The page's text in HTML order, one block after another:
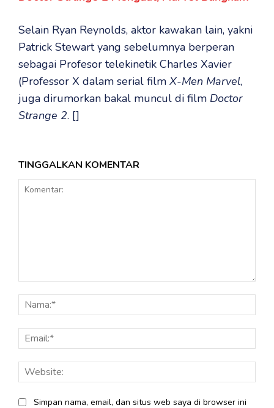
Selain Ryan Reynolds, aktor kawakan lain, yakni
Patrick Stewart yang sebelumnya berperan
sebagai Profesor telekinetik Charles Xavier
(Professor X dalam serial film X-Men Marvel,
juga dirumorkan bakal muncul di film Doctor
Strange 2. []
TINGGALKAN KOMENTAR
Simpan nama, email, dan situs web saya di browser ini